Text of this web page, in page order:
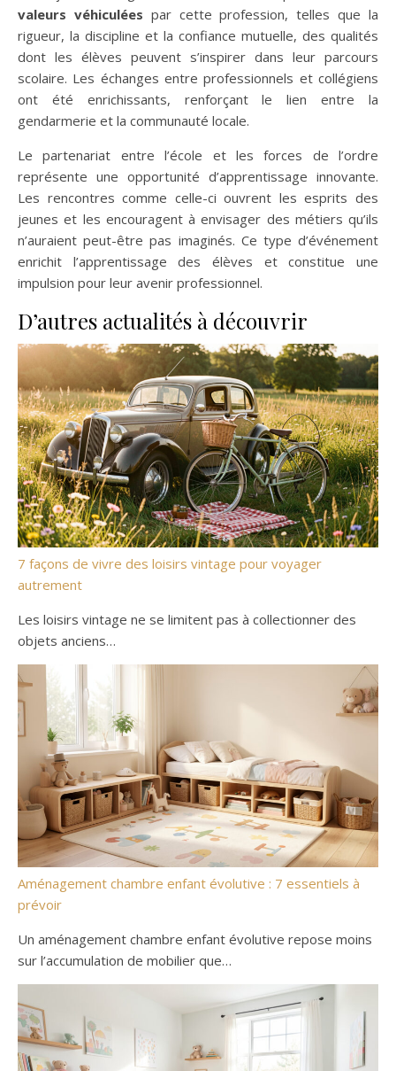
valeurs véhiculées par cette profession, telles que la
rigueur, la discipline et la confiance mutuelle, des qualités
dont les élèves peuvent s’inspirer dans leur parcours
scolaire. Les échanges entre professionnels et collégiens
ont été enrichissants, renforçant le lien entre la
gendarmerie et la communauté locale.
Le partenariat entre l’école et les forces de l’ordre
représente une opportunité d’apprentissage innovante.
Les rencontres comme celle-ci ouvrent les esprits des
jeunes et les encouragent à envisager des métiers qu’ils
n’auraient peut-être pas imaginés. Ce type d’événement
enrichit l’apprentissage des élèves et constitue une
impulsion pour leur avenir professionnel.
D’autres actualités à découvrir
7 façons de vivre des loisirs vintage pour voyager
autrement
Les loisirs vintage ne se limitent pas à collectionner des
objets anciens…
Aménagement chambre enfant évolutive : 7 essentiels à
prévoir
Un aménagement chambre enfant évolutive repose moins
sur l’accumulation de mobilier que…